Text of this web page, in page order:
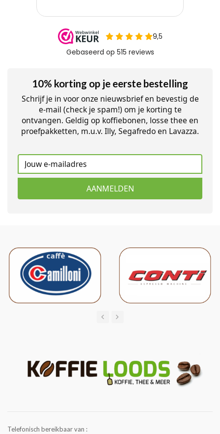
10% korting op je eerste bestelling
Schrijf je in voor onze nieuwsbrief en bevestig de
e-mail (check je spam!) om je korting te
ontvangen. Geldig op koffiebonen, losse thee en
proefpakketten, m.u.v. Illy, Segafredo en Lavazza.
AANMELDEN
Telefonisch bereikbaar van :